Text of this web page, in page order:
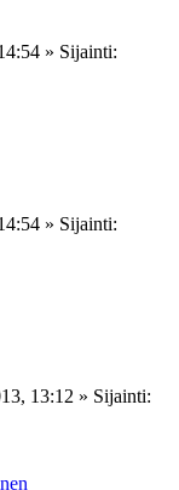
» Sijainti:
» Sijainti:
13:12 » Sijainti: